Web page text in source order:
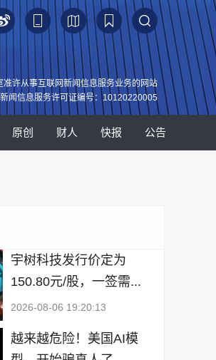
准许从事互联网新闻信息服务业务的网站
闻信息服务许可证编号：10120220005
原创 财人 快报 公告
宇树科技发行价定为
150.80元/股，一签需...
2026-08-06 19:20:13
越来越危险！美国AI模